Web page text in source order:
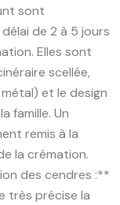
sont
de 2 à 5 jours
Elles sont
scellée,
et le design
famille. Un
remis à la
la crémation.
des cendres :**
très précise la